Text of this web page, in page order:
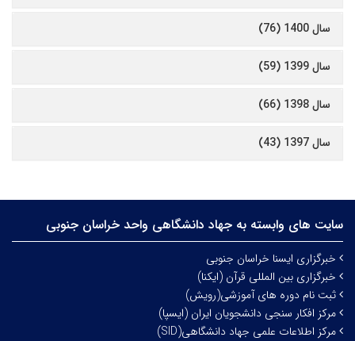
سال 1400 (76)
سال 1399 (59)
سال 1398 (66)
سال 1397 (43)
سایت های وابسته به جهاد دانشگاهی واحد خراسان جنوبی
خبرگزاری ایسنا خراسان جنوبی
خبرگزاری بین المللی قرآن (ایکنا)
ثبت نام دوره های آموزشی(رویش)
مرکز افکار سنجی دانشجویان ایران (ایسپا)
مرکز اطلاعات علمی جهاد دانشگاهی(SID)